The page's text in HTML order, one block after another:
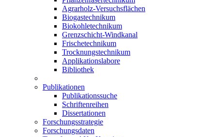
Agrarholz-Versuchsflächen
Biogastechnikum
Biokohletechnikum
Grenzschicht-Windkanal
Frischetechnikum
Trocknungstechnikum
Applikationslabore
Bibliothek
Publikationen
Publikationssuche
Schriftenreihen
Dissertationen
Forschungsstrategie
Forschungsdaten